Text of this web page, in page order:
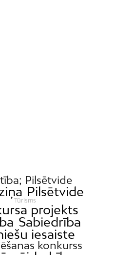
Pilsētvide
Pilsētvide
Tūrisms
projekts
Sabiedrība
iesaiste
konkurss